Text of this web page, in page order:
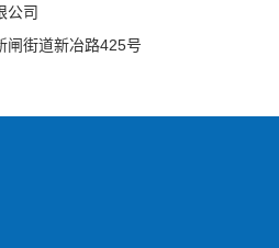
公司
闸街道新冶路425号